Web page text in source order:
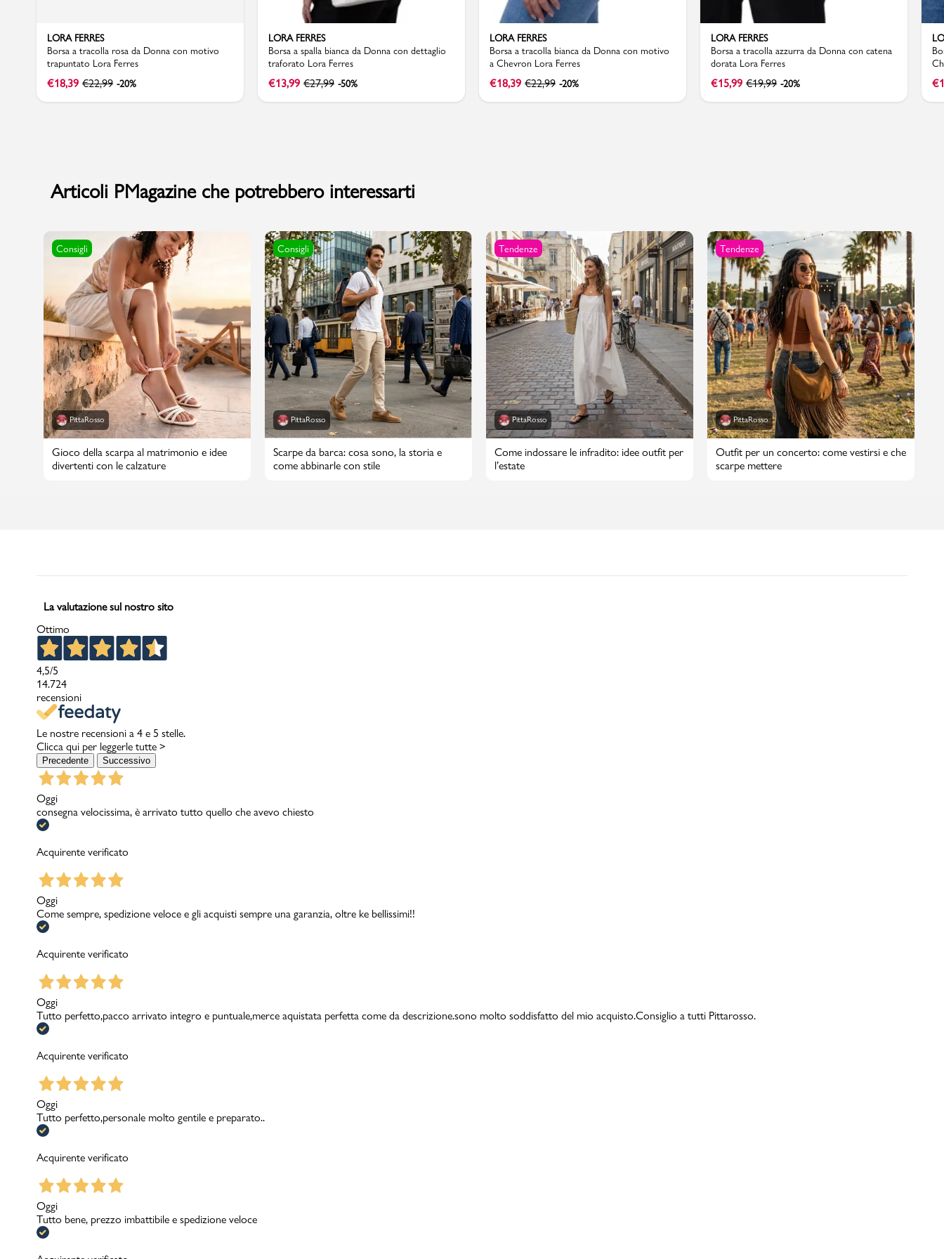
PMagazine
contatti
Gift card
LORA FERRES
Borsa a tracolla rosa da Donna con motivo
trapuntato Lora Ferres
€18,39 €22,99 -20%
LORA FERRES
Borsa a spalla bianca da Donna con dettaglio
traforato Lora Ferres
€13,99 €27,99 -50%
LORA FERRES
Borsa a tracolla bianca da Donna con motivo
a Chevron Lora Ferres
€18,39 €22,99 -20%
LORA FERRES
Borsa a tracolla azzurra da Donna con catena
dorata Lora Ferres
€15,99 €19,99 -20% €
Articoli PMagazine che potrebbero interessarti
Consigli
PittaRosso
Gioco della scarpa al matrimonio e idee
divertenti con le calzature
Consigli
PittaRosso
Scarpe da barca: cosa sono, la storia e
come abbinarle con stile
Tendenze
PittaRosso
Come indossare le infradito: idee outfit per
l’estate
Tendenze
PittaRosso
Outfit per un concerto: come vestirsi e che
scarpe mettere
La valutazione sul nostro sito
Ottimo
4,5/5
14.724
recensioni
Le nostre recensioni a 4 e 5 stelle.
Clicca qui per leggerle tutte >
Precedente Successivo
Oggi
consegna velocissima, è arrivato tutto quello che avevo chiesto
Acquirente verificato
Oggi
Come sempre, spedizione veloce e gli acquisti sempre una garanzia, oltre ke bellissimi!!
Acquirente verificato
Oggi
Tutto perfetto,pacco arrivato integro e puntuale,merce aquistata perfetta come da descrizione.sono molto soddisfatto del mio acquisto.Consiglio a tutti Pittarosso.
Acquirente verificato
Oggi
Tutto perfetto,personale molto gentile e preparato..
Acquirente verificato
Oggi
Tutto bene, prezzo imbattibile e spedizione veloce